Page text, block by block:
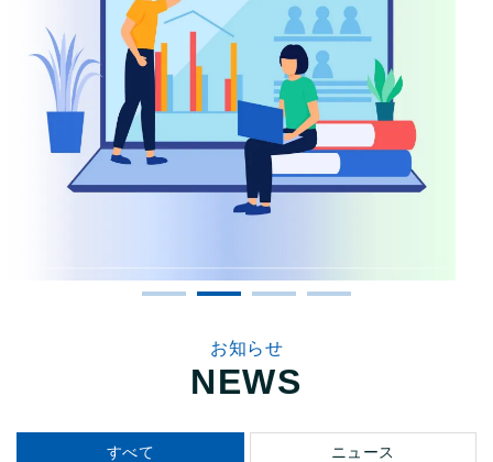
お知らせ
NEWS
すべて ニュース